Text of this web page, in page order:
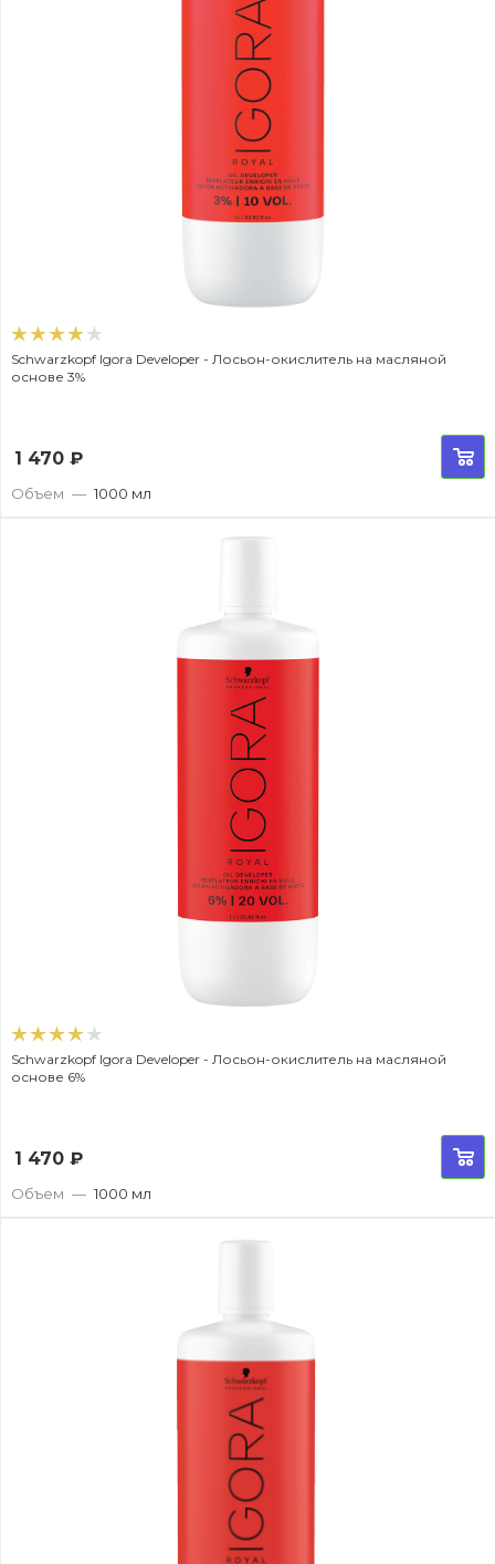
Schwarzkopf Igora Developer - Лосьон-окислитель на масляной
основе 3%
1 470 ₽
Объем — 1000 мл
Schwarzkopf Igora Developer - Лосьон-окислитель на масляной
основе 6%
1 470 ₽
Объем — 1000 мл